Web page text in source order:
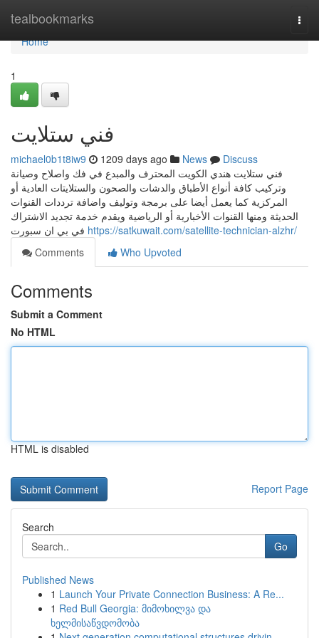
tealbookmarks
Home
Home
1
فني ستلايت
michael0b1t8iw9 1209 days ago News
Discuss
فني ستلايت هندي الكويت المحترف والمبدع في فك واصلاح وصيانة
وتركيب كافة أنواع الأطباق والدشات والصحون والستلايتات العادية أو
المركزية كما يعمل أيضا على برمجة وتوليف واضافة ترددات القنوات
الحديثة ومنها القنوات الأخبارية أو الرياضية ويقدم خدمة تجديد الاشتراك
https://satkuwait.com/satellite-technician-alzhr/
Comments
Who Upvoted
Comments
Submit a Comment
No HTML
HTML is disabled
Report Page
Search
Go
Published News
1 Launch Your Private Connection Business: A Re...
1 Red Bull Georgia: მიმოხილვა და
ხელმისაწვდომობა